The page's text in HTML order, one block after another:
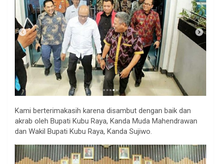
Kami berterimakasih karena disambut dengan baik dan
akrab oleh Bupati Kubu Raya, Kanda Muda Mahendrawan
dan Wakil Bupati Kubu Raya, Kanda Sujiwo.